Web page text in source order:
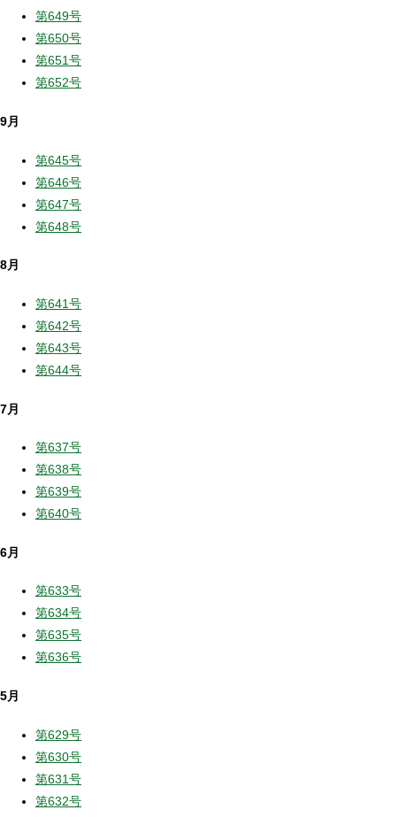
第649号
第650号
第651号
第652号
9月
第645号
第646号
第647号
第648号
8月
第641号
第642号
第643号
第644号
7月
第637号
第638号
第639号
第640号
6月
第633号
第634号
第635号
第636号
5月
第629号
第630号
第631号
第632号